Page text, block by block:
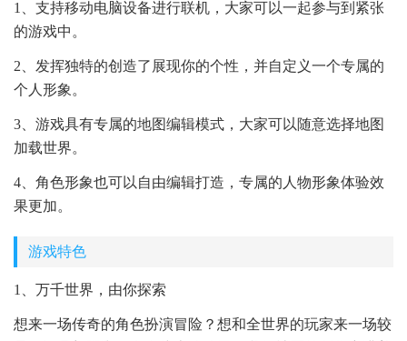
1、支持移动电脑设备进行联机，大家可以一起参与到紧张
的游戏中。
2、发挥独特的创造了展现你的个性，并自定义一个专属的
个人形象。
3、游戏具有专属的地图编辑模式，大家可以随意选择地图
加载世界。
4、角色形象也可以自由编辑打造，专属的人物形象体验效
果更加。
游戏特色
1、万千世界，由你探索
想来一场传奇的角色扮演冒险？想和全世界的玩家来一场较